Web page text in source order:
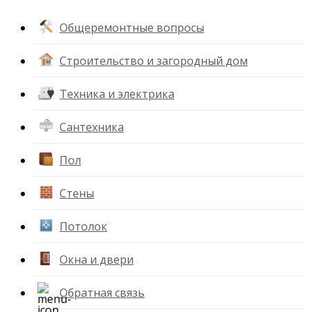
Общеремонтные вопросы
Строительство и загородный дом
Техника и электрика
Сантехника
Пол
Стены
Потолок
Окна и двери
Обратная связь